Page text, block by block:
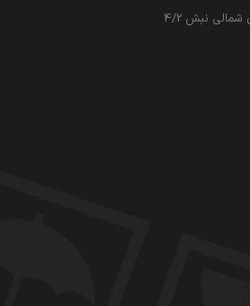
نبش 4/2